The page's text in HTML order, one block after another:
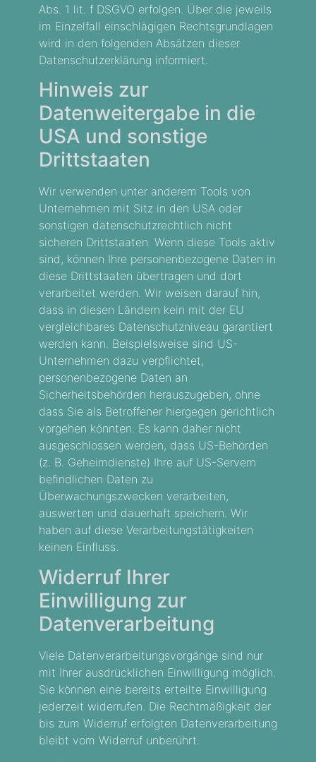
Abs. 1 lit. f DSGVO erfolgen. Über die jeweils
im Einzelfall einschlägigen Rechtsgrundlagen
wird in den folgenden Absätzen dieser
Datenschutzerklärung informiert.
Hinweis zur
Datenweitergabe in die
USA und sonstige
Drittstaaten
Wir verwenden unter anderem Tools von
Unternehmen mit Sitz in den USA oder
sonstigen datenschutzrechtlich nicht
sicheren Drittstaaten. Wenn diese Tools aktiv
sind, können Ihre personenbezogene Daten in
diese Drittstaaten übertragen und dort
verarbeitet werden. Wir weisen darauf hin,
dass in diesen Ländern kein mit der EU
vergleichbares Datenschutzniveau garantiert
werden kann. Beispielsweise sind US-
Unternehmen dazu verpflichtet,
personenbezogene Daten an
Sicherheitsbehörden herauszugeben, ohne
dass Sie als Betroffener hiergegen gerichtlich
vorgehen könnten. Es kann daher nicht
ausgeschlossen werden, dass US-Behörden
(z. B. Geheimdienste) Ihre auf US-Servern
befindlichen Daten zu
Überwachungszwecken verarbeiten,
auswerten und dauerhaft speichern. Wir
haben auf diese Verarbeitungstätigkeiten
keinen Einfluss.
Widerruf Ihrer
Einwilligung zur
Datenverarbeitung
Viele Datenverarbeitungsvorgänge sind nur
mit Ihrer ausdrücklichen Einwilligung möglich.
Sie können eine bereits erteilte Einwilligung
jederzeit widerrufen. Die Rechtmäßigkeit der
bis zum Widerruf erfolgten Datenverarbeitung
bleibt vom Widerruf unberührt.